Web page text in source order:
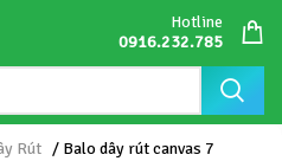
Hotline
0916.232.785
Rút / Balo dây rút canvas 7